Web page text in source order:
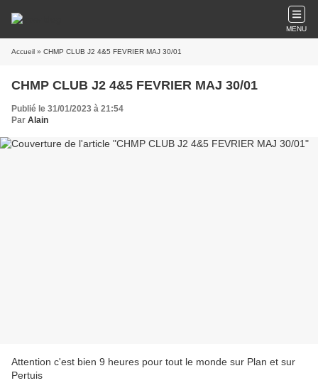
MENU
Accueil » CHMP CLUB J2 4&5 FEVRIER MAJ 30/01
CHMP CLUB J2 4&5 FEVRIER MAJ 30/01
Publié le 31/01/2023 à 21:54
Par Alain
Attention c'est bien 9 heures pour tout le monde sur Plan et sur
Pertuis